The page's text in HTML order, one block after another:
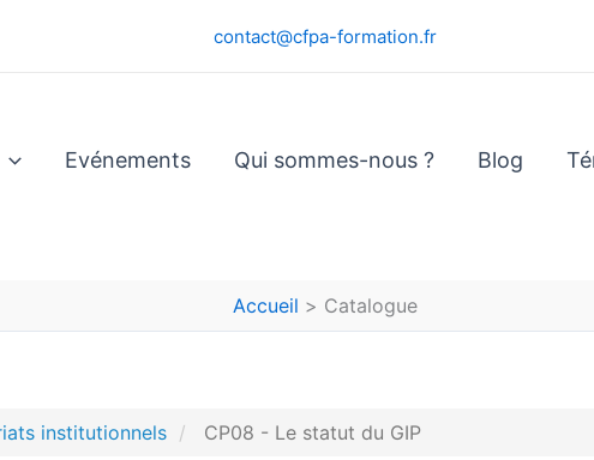
contact@cfpa-formation.fr
Evénements Qui sommes-nous ? Blog
Accueil Catalogue
institutionnels CP08 - Le statut du GIP